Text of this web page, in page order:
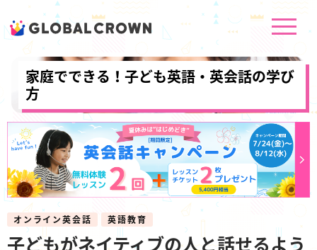
家庭でできる！子ども英語・英会話の学び
方
オンライン英会話 英語教育
子どもがネイティブの人と話せるよう